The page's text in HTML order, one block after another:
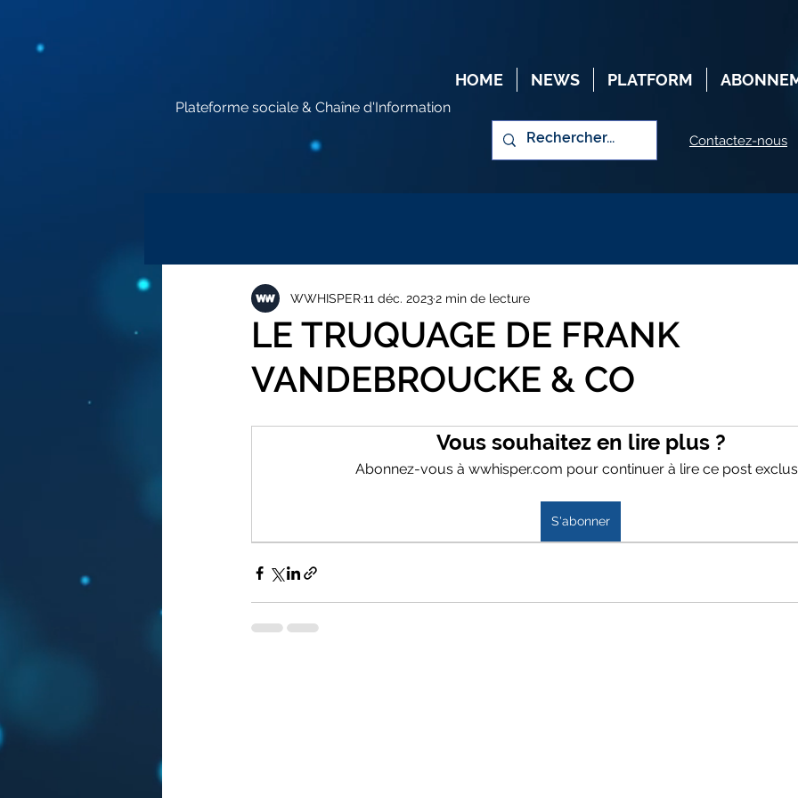
HOME NEWS PLATFORM
Plateforme sociale & Chaîne d'Information
Contactez-nous
LE TRUQUAGE DE FRANK
VANDEBROUCKE & CO
WWHISPER11 déc. 20232 min de lecture
Vous souhaitez en lire plus ?
Abonnez-vous à wwhisper.com pour continuer à lire ce post
S'abonner